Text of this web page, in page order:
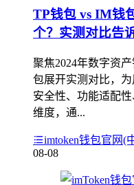
TP钱包 vs IM钱
个？实测对比告
聚焦2024年数字资
包展开实测对比，
安全性、功能适配
维度，通...
imtoken钱包官网(
08-08